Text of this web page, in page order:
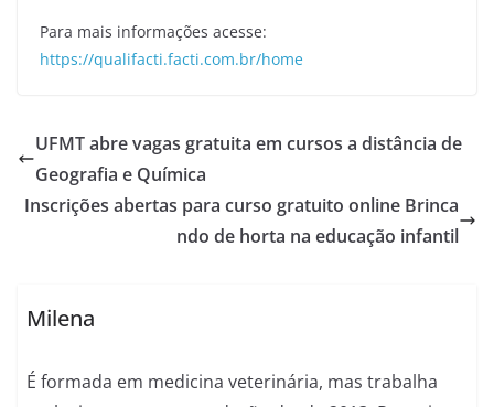
Para mais informações acesse:
https://qualifacti.facti.com.br/home
UFMT abre vagas gratuita em cursos a distância de
Geografia e Química
Inscrições abertas para curso gratuito online Brinca
ndo de horta na educação infantil
Milena
É formada em medicina veterinária, mas trabalha